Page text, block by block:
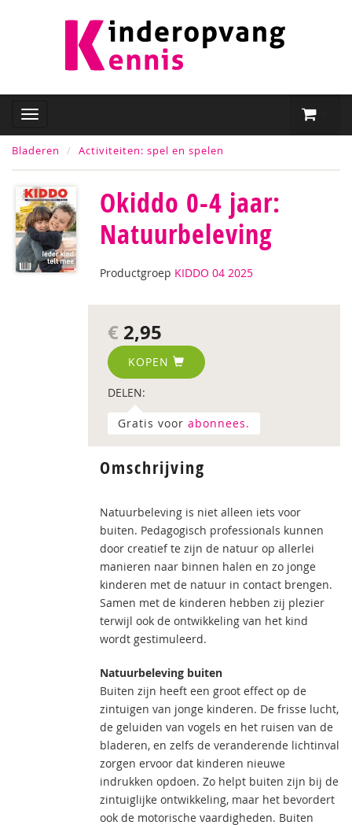
Bladeren Activiteiten: spel en spelen
Okiddo 0-4 jaar:
Natuurbeleving
Productgroep KIDDO 04 2025
€ 2,95
KOPEN
DELEN:
Gratis voor abonnees.
Omschrijving
Natuurbeleving is niet alleen iets voor
buiten. Pedagogisch professionals kunnen
door creatief te zijn de natuur op allerlei
manieren naar binnen halen en zo jonge
kinderen met de natuur in contact brengen.
Samen met de kinderen hebben zij plezier
terwijl ook de ontwikkeling van het kind
wordt gestimuleerd.
Natuurbeleving buiten
Buiten zijn heeft een groot effect op de
zintuigen van jonge kinderen. De frisse lucht,
de geluiden van vogels en het ruisen van de
bladeren, en zelfs de veranderende lichtinval
zorgen ervoor dat kinderen nieuwe
indrukken opdoen. Zo helpt buiten zijn bij de
zintuiglijke ontwikkeling, maar het bevordert
ook de motorische vaardigheden. Buiten